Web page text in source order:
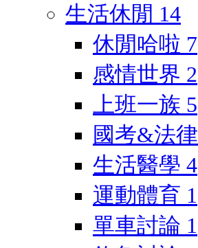
生活休閒 14
休閒哈啦 7
感情世界 2
上班一族 5
國考&法律
生活醫學 4
運動體育 1
單車討論 1